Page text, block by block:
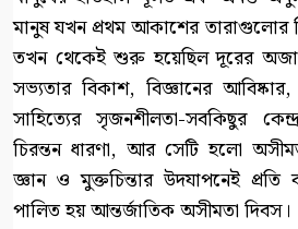
মানুষ যখন প্রথম আকাশের তারাগুলোর
তখন থেকেই শুরু হয়েছিল দূরের
সভ্যতার বিকাশ, বিজ্ঞানের আবিষ্কার,
সাহিত্যের সৃজনশীলতা-সবকিছুর
চিরন্তন ধারণা, আর সেটি হলো
জ্ঞান ও মুক্তচিন্তার উদযাপনেই
পালিত হয় আন্তর্জাতিক অসীমতা দিবস।